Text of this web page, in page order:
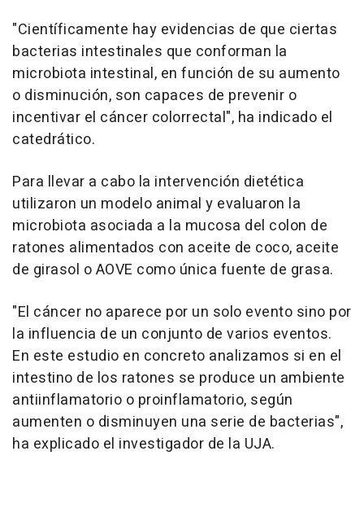
"Científicamente hay evidencias de que ciertas
bacterias intestinales que conforman la
microbiota intestinal, en función de su aumento
o disminución, son capaces de prevenir o
incentivar el cáncer colorrectal", ha indicado el
catedrático.
Para llevar a cabo la intervención dietética
utilizaron un modelo animal y evaluaron la
microbiota asociada a la mucosa del colon de
ratones alimentados con aceite de coco, aceite
de girasol o AOVE como única fuente de grasa.
"El cáncer no aparece por un solo evento sino por
la influencia de un conjunto de varios eventos.
En este estudio en concreto analizamos si en el
intestino de los ratones se produce un ambiente
antiinflamatorio o proinflamatorio, según
aumenten o disminuyen una serie de bacterias",
ha explicado el investigador de la UJA.